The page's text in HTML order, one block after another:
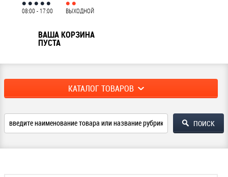
08:00 - 17:00 ВЫХОДНОЙ
ВАША КОРЗИНА
ПУСТА
КАТАЛОГ ТОВАРОВ